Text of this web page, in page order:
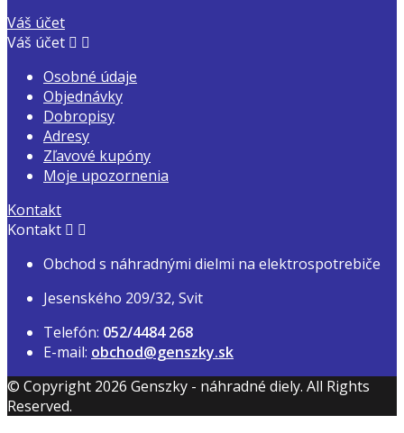
Váš účet
Váš účet  
Osobné údaje
Objednávky
Dobropisy
Adresy
Zľavové kupóny
Moje upozornenia
Kontakt
Kontakt  
Obchod s náhradnými dielmi na elektrospotrebiče
Jesenského 209/32, Svit
Telefón: 052/4484 268
E-mail: obchod@genszky.sk
© Copyright 2026 Genszky - náhradné diely. All Rights
Reserved.